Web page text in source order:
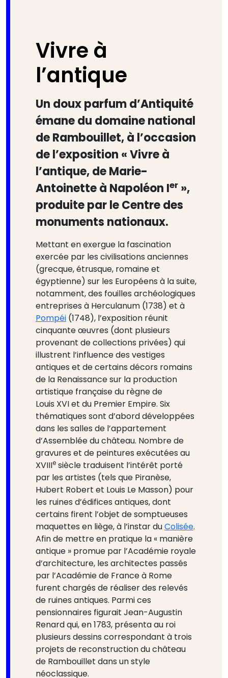
Vivre à
l’antique
Un doux parfum d’Antiquité
émane du domaine national
de Rambouillet, à l’occasion
de l’exposition « Vivre à
l’antique, de Marie-
Antoinette à Napoléon Ier »,
produite par le Centre des
monuments nationaux.
Mettant en exergue la fascination
exercée par les civilisations anciennes
(grecque, étrusque, romaine et
égyptienne) sur les Européens à la suite,
notamment, des fouilles archéologiques
entreprises à Herculanum (1738) et à
Pompéi (1748), l’exposition réunit
cinquante œuvres (dont plusieurs
provenant de collections privées) qui
illustrent l’influence des vestiges
antiques et de certains décors romains
de la Renaissance sur la production
artistique française du règne de
Louis XVI et du Premier Empire. Six
thématiques sont d’abord développées
dans les salles de l’appartement
d’Assemblée du château. Nombre de
gravures et de peintures exécutées au
XVIIIe siècle traduisent l’intérêt porté
par les artistes (tels que Piranèse,
Hubert Robert et Louis Le Masson) pour
les ruines d’édifices antiques, dont
certains firent l’objet de somptueuses
maquettes en liège, à l’instar duColisée.
Afin de mettre en pratique la « manière
antique » promue par l’Académie royale
d’architecture, les architectes passés
par l’Académie de France à Rome
furent chargés de réaliser des relevés
de ruines antiques. Parmi ces
pensionnaires figurait Jean-Augustin
Renard qui, en 1783, présenta au roi
plusieurs dessins correspondant à trois
projets de reconstruction du château
de Rambouillet dans un style
néoclassique.